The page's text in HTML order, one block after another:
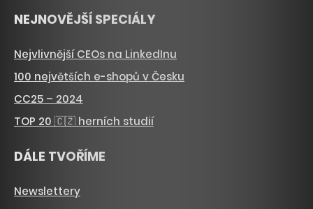
NEJNOVĚJŠÍ SPECIÁLY
Nejvlivnější CEOs na LinkedInu
100 největších e-shopů v Česku
CC25 – 2024
TOP 20 🇨🇿 herních studií
DÁLE TVOŘÍME
Newslettery